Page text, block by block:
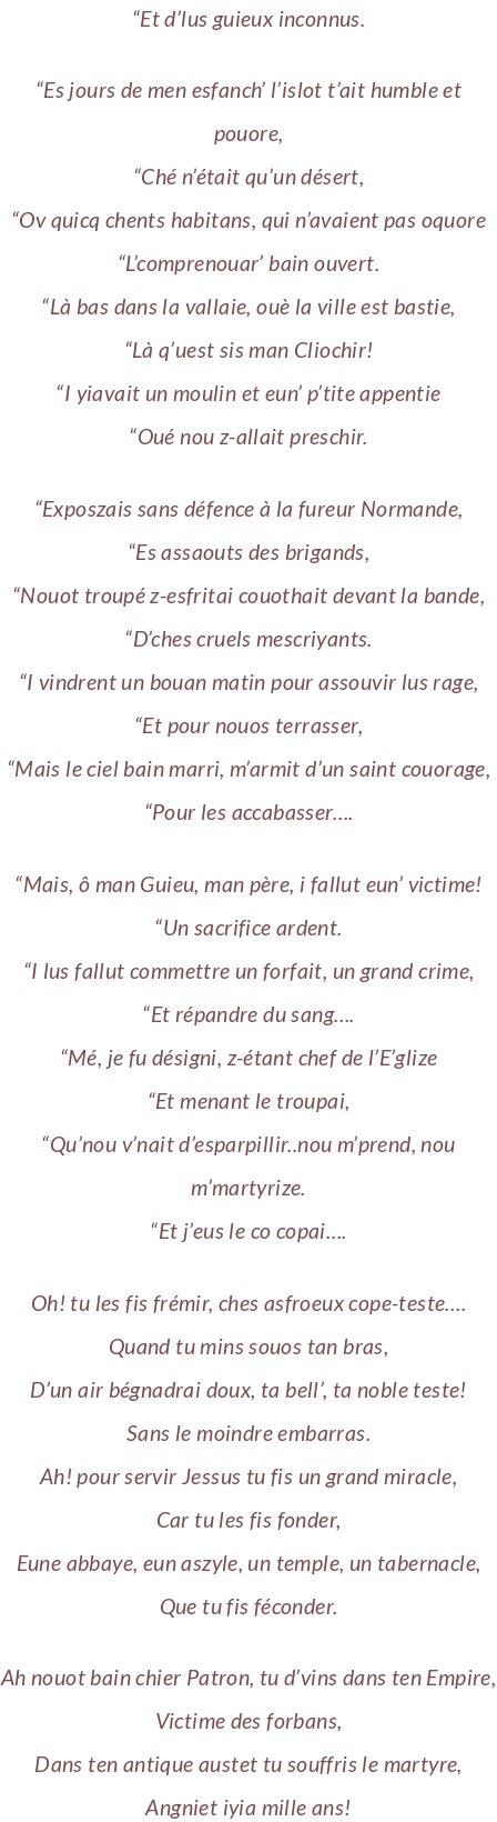
“Et d’lus guieux inconnus.
“Es jours de men esfanch’ l’islot t’ait humble et
pouore,
“Ché n’était qu’un désert,
“Ov quicq chents habitans, qui n’avaient pas oquore
“L’comprenouar’ bain ouvert.
“Là bas dans la vallaie, ouè la ville est bastie,
“Là q’uest sis man Cliochir!
“I yiavait un moulin et eun’ p’tite appentie
“Oué nou z-allait preschir.
“Exposzais sans défence à la fureur Normande,
“Es assaouts des brigands,
“Nouot troupé z-esfritai couothait devant la bande,
“D’ches cruels mescriyants.
“I vindrent un bouan matin pour assouvir lus rage,
“Et pour nouos terrasser,
“Mais le ciel bain marri, m’armit d’un saint couorage,
“Pour les accabasser….
“Mais, ô man Guieu, man père, i fallut eun’ victime!
“Un sacrifice ardent.
“I lus fallut commettre un forfait, un grand crime,
“Et répandre du sang….
“Mé, je fu désigni, z-étant chef de l’E’glize
“Et menant le troupai,
“Qu’nou v’nait d’esparpillir..nou m’prend, nou
m’martyrize.
“Et j’eus le co copai….
Oh! tu les fis frémir, ches asfroeux cope-teste….
Quand tu mins souos tan bras,
D’un air bégnadrai doux, ta bell’, ta noble teste!
Sans le moindre embarras.
Ah! pour servir Jessus tu fis un grand miracle,
Car tu les fis fonder,
Eune abbaye, eun aszyle, un temple, un tabernacle,
Que tu fis féconder.
Ah nouot bain chier Patron, tu d’vins dans ten Empire,
Victime des forbans,
Dans ten antique austet tu souffris le martyre,
Angniet iyia mille ans!